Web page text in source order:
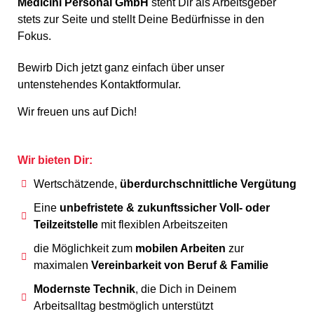
Medicini Personal GmbH steht Dir als Arbeitsgeber
stets zur Seite und stellt Deine Bedürfnisse in den
Fokus.
Bewirb Dich jetzt ganz einfach über unser
untenstehendes Kontaktformular.
Wir freuen uns auf Dich!
Wir bieten Dir:
Wertschätzende, überdurchschnittliche Vergütung
Eine unbefristete & zukunftssicher Voll- oder
Teilzeitstellemit flexiblen Arbeitszeiten
die Möglichkeit zum mobilen Arbeiten zur
maximalen Vereinbarkeit von Beruf & Familie
Modernste Technik, die Dich in Deinem
Arbeitsalltag bestmöglich unterstützt